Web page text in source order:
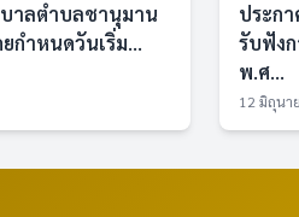
บาลตำบลชานุมาน
กำหนดวันเริ่ม...
ประก
รับฟัง
พ.ศ...
12 มิถุนา